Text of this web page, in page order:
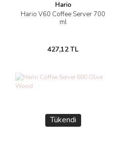
Hario
Hario V60 Coffee Server 700
ml
427,12 TL
Tükendi